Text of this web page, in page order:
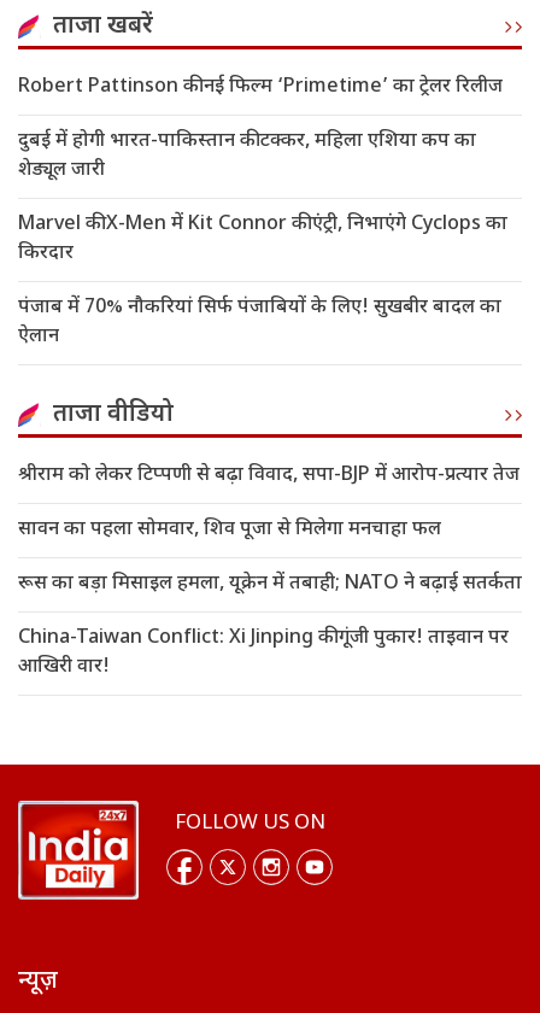
ताजा खबरें
Robert Pattinson की नई फिल्म ‘Primetime’ का ट्रेलर रिलीज
दुबई में होगी भारत-पाकिस्तान की टक्कर, महिला एशिया कप का
शेड्यूल जारी
Marvel की X-Men में Kit Connor की एंट्री, निभाएंगे Cyclops का
किरदार
पंजाब में 70% नौकरियां सिर्फ पंजाबियों के लिए! सुखबीर बादल का
ऐलान
ताजा वीडियो
श्रीराम को लेकर टिप्पणी से बढ़ा विवाद, सपा-BJP में आरोप-प्रत्यार तेज
सावन का पहला सोमवार, शिव पूजा से मिलेगा मनचाहा फल
रूस का बड़ा मिसाइल हमला, यूक्रेन में तबाही; NATO ने बढ़ाई सतर्कता
China-Taiwan Conflict: Xi Jinping की गूंजी पुकार! ताइवान पर
आखिरी वार!
FOLLOW US ON
न्यूज़